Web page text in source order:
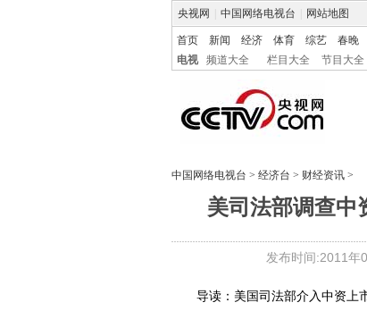
央视网 中国网络电视台 网站地图
首页 新闻 经济 体育 综艺 春晚
电视
频道大全 栏目大全 节目大全
中国网络电视台 > 经济台 > 财经资讯 >
美司法部调查中
发布时间:2011年
导读：美国司法部介入中资上市